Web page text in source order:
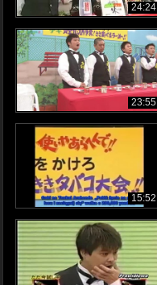
24:24
23:55
15:52